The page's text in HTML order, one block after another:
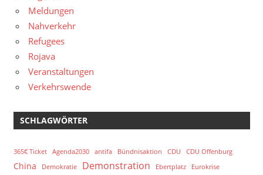
Meldungen
Nahverkehr
Refugees
Rojava
Veranstaltungen
Verkehrswende
SCHLAGWÖRTER
365€ Ticket Agenda2030 antifa Bündnisaktion CDU CDU Offenburg
China Demokratie Demonstration Ebertplatz Eurokrise